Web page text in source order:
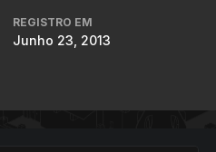
REGISTRO EM
Junho 23, 2013